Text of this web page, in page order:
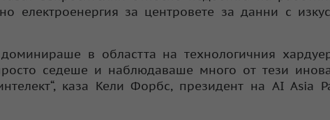
електроенергия за центровете за данни с
в областта на технологичния
седеше и наблюдаваше много от тези
каза Кели Форбс, президент на AI Asia